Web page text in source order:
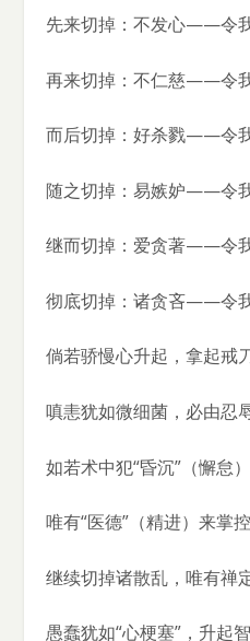
先来切掉：不发心——令
再来切掉：不仁慈——令
而后切掉：好杀戮——令
随之切掉：易嫉妒——令
继而切掉：爱贪著——令
彻底切掉：诸贪吝——令
倘若骄慢心升起，拿起戒
嗔恚犹如微细菌，必由忍
如若术中犯“昏沉”（懈怠）
唯有“医德”（精进）来掌控
继续切掉诸散乱，唯有禅
愚蠢犹如“心梗塞”，升起